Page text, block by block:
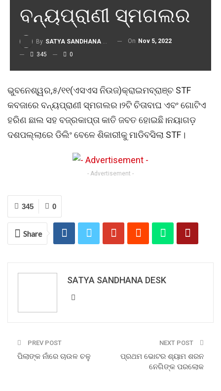
ବନ୍ୟପ୍ରାଣୀ ସ୍ମଗଲର
By SATYA SANDHANA DESK On Nov 5, 2022
345
0
ଭୁବନେଶ୍ୱର,୫/୧୧(ଏସଏସ ନିଉଜ)କ୍ରାଇମବ୍ରାଞ୍ଚ STF
କବଜାରେ ବନ୍ୟପ୍ରାଣୀ ସ୍ମଗଲର।୨ଟି ଚିତାବାଘ ଏବଂ ଗୋଟିଏ
ହରିଣ ଛାଲ ସହ ବଜ୍ରକାପ୍ତା କାତି ଜବତ ହୋଇଛି।ନୟାଗଡ଼
ଦଶପଲ୍ଲାରେ ଡିଲିଂ ବେଳେ ଶିକାରୀକୁ ମାଡିବସିଲା STF।
- Advertisement -
0
345
Share
SATYA SANDHANA DESK
PREV POST
ପିଲାଙ୍କ ନାଁରେ ଚାଉଳ ଚଳୁ
NEXT POST
ପ୍ରଥମ ଭୋଟର ଶ୍ୟାମ ଶରନ
ନେଗିଙ୍କ ପରଲୋକ